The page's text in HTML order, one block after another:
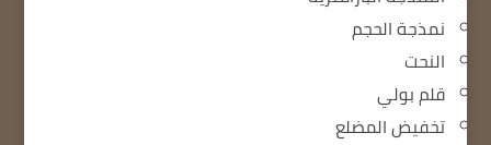
نمذجة الحجم
النحت
قلم بولي
تخفيض المضلع